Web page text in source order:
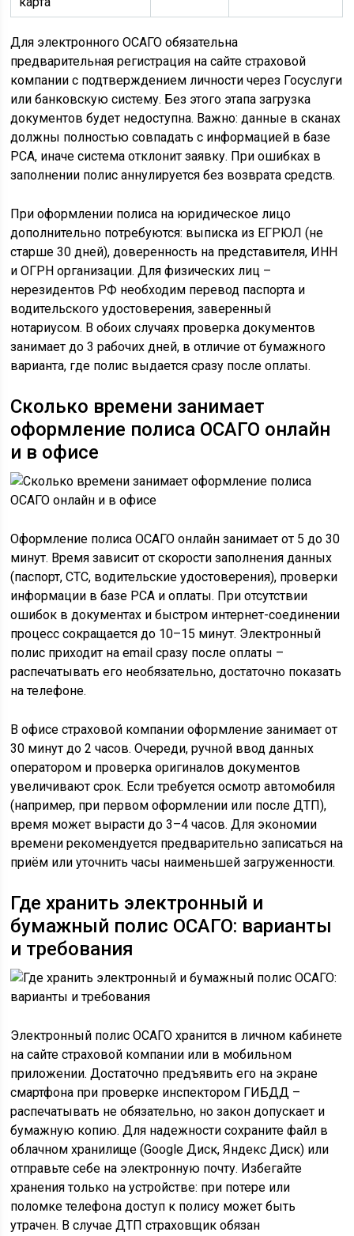
Для электронного ОСАГО обязательна
предварительная регистрация на сайте страховой
компании с подтверждением личности через Госуслуги
или банковскую систему. Без этого этапа загрузка
документов будет недоступна. Важно: данные в сканах
должны полностью совпадать с информацией в базе
РСА, иначе система отклонит заявку. При ошибках в
заполнении полис аннулируется без возврата средств.
При оформлении полиса на юридическое лицо
дополнительно потребуются: выписка из ЕГРЮЛ (не
старше 30 дней), доверенность на представителя, ИНН
и ОГРН организации. Для физических лиц –
нерезидентов РФ необходим перевод паспорта и
водительского удостоверения, заверенный
нотариусом. В обоих случаях проверка документов
занимает до 3 рабочих дней, в отличие от бумажного
варианта, где полис выдается сразу после оплаты.
Сколько времени занимает
оформление полиса ОСАГО онлайн
и в офисе
Оформление полиса ОСАГО онлайн занимает от 5 до 30
минут. Время зависит от скорости заполнения данных
(паспорт, СТС, водительские удостоверения), проверки
информации в базе РСА и оплаты. При отсутствии
ошибок в документах и быстром интернет-соединении
процесс сокращается до 10–15 минут. Электронный
полис приходит на email сразу после оплаты –
распечатывать его необязательно, достаточно показать
на телефоне.
В офисе страховой компании оформление занимает от
30 минут до 2 часов. Очереди, ручной ввод данных
оператором и проверка оригиналов документов
увеличивают срок. Если требуется осмотр автомобиля
(например, при первом оформлении или после ДТП),
время может вырасти до 3–4 часов. Для экономии
времени рекомендуется предварительно записаться на
приём или уточнить часы наименьшей загруженности.
Где хранить электронный и
бумажный полис ОСАГО: варианты
и требования
Электронный полис ОСАГО хранится в личном кабинете
на сайте страховой компании или в мобильном
приложении. Достаточно предъявить его на экране
смартфона при проверке инспектором ГИБДД –
распечатывать не обязательно, но закон допускает и
бумажную копию. Для надежности сохраните файл в
облачном хранилище (Google Диск, Яндекс Диск) или
отправьте себе на электронную почту. Избегайте
хранения только на устройстве: при потере или
поломке телефона доступ к полису может быть
утрачен. В случае ДТП страховщик обязан